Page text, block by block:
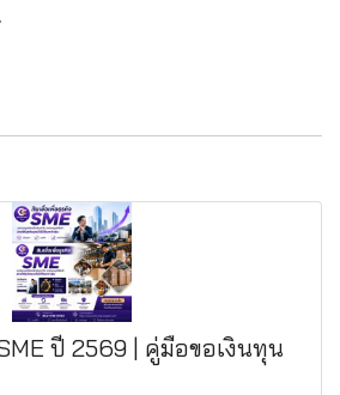
ปี 2569 | คู่มือขอเงินทุน